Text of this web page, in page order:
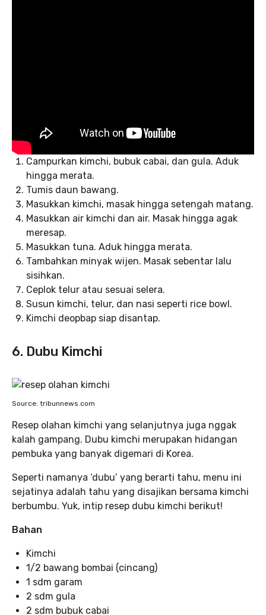
Campurkan kimchi, bubuk cabai, dan gula. Aduk
hingga merata.
Tumis daun bawang.
Masukkan kimchi, masak hingga setengah matang.
Masukkan air kimchi dan air. Masak hingga agak
meresap.
Masukkan tuna. Aduk hingga merata.
Tambahkan minyak wijen. Masak sebentar lalu
sisihkan.
Ceplok telur atau sesuai selera.
Susun kimchi, telur, dan nasi seperti rice bowl.
Kimchi deopbap siap disantap.
6. Dubu Kimchi
Source: tribunnews.com
Resep olahan kimchi yang selanjutnya juga nggak
kalah gampang. Dubu kimchi merupakan hidangan
pembuka yang banyak digemari di Korea.
Seperti namanya ‘dubu’ yang berarti tahu, menu ini
sejatinya adalah tahu yang disajikan bersama kimchi
berbumbu. Yuk, intip resep dubu kimchi berikut!
Bahan
Kimchi
1/2 bawang bombai (cincang)
1 sdm garam
2 sdm gula
2 sdm bubuk cabai